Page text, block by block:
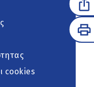
cookies